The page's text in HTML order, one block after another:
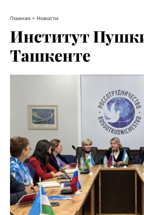
Главная > Новости
Институт
Ташкенте